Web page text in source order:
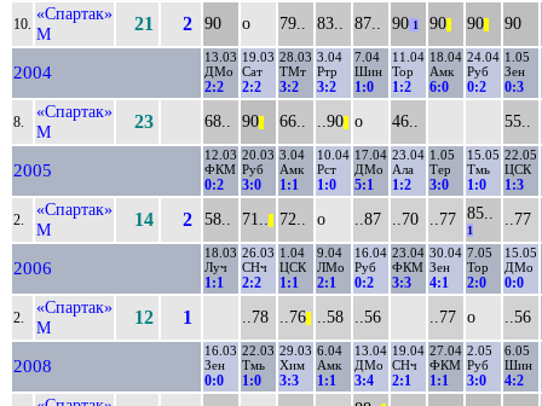
10.
«Спартак»
М
21 2 90 о 79.. 83.. 87.. 90 1 90 90 90
2004
13.03
ДМо
2:2
19.03
Сат
2:2
28.03
ТМт
3:2
3.04
Ртр
3:2
7.04
Шин
1:0
11.04
Тор
1:2
18.04
Амк
6:0
24.04
Руб
0:2
1.05
Зен
0:3
8.
«Спартак»
М
23 68.. 90 66.. ..90 о 46.. 55..
2005
12.03
ФКМ
0:2
20.03
Руб
3:0
3.04
Амк
1:1
10.04
Рст
1:0
17.04
ДМо
5:1
23.04
Ала
1:2
1.05
Тер
3:0
15.05
Тмь
1:0
22.05
ЦСК
1:3
2.
«Спартак»
М
14 2 58.. 71.. 72.. о ..87 ..70 ..77 85..
1
..77
2006
18.03
Луч
1:1
26.03
СНч
2:2
1.04
ЦСК
1:1
9.04
ЛМо
2:1
16.04
Руб
0:2
23.04
ФКМ
3:3
30.04
Зен
4:1
7.05
Тор
2:0
15.05
ДМо
0:0
2.
«Спартак»
М
12 1 ..78 ..76 ..58 ..56 ..77 о ..56
2008
16.03
Зен
0:0
22.03
Тмь
1:0
29.03
Хим
3:3
6.04
Амк
1:1
13.04
ДМо
3:4
19.04
СНч
2:1
27.04
ФКМ
1:1
2.05
Руб
3:0
6.05
Шин
4:2